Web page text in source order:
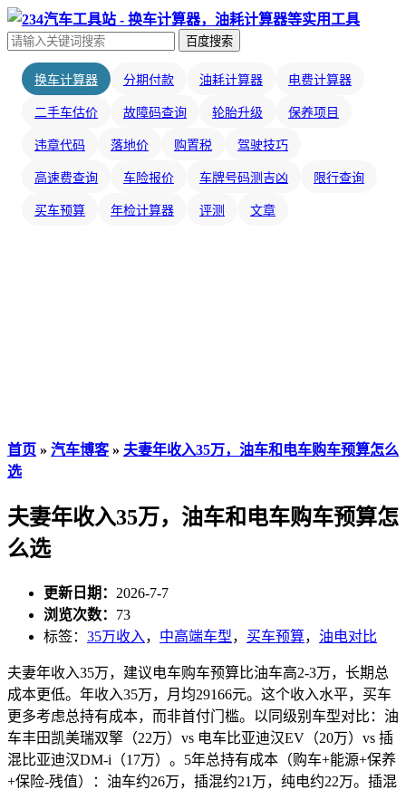
百度搜索
换车计算器 分期付款 油耗计算器 电费计算器
二手车估价 故障码查询 轮胎升级 保养项目
违章代码 落地价 购置税 驾驶技巧
高速费查询 车险报价 车牌号码测吉凶 限行查询
买车预算 年检计算器 评测 文章
首页 » 汽车博客» 夫妻年收入35万，油车和电车购车预算怎么
选
夫妻年收入35万，油车和电车购车预算怎
么选
更新日期： 2026-7-7
浏览次数： 73
标签： 35万收入 ， 中高端车型， 买车预算， 油电对比
夫妻年收入35万，建议电车购车预算比油车高2-3万，长期总
成本更低。年收入35万，月均29166元。这个收入水平，买车
更多考虑总持有成本，而非首付门槛。以同级别车型对比：油
车丰田凯美瑞双擎（22万）vs 电车比亚迪汉EV（20万）vs 插
混比亚迪汉DM-i（17万）。5年总持有成本（购车+能源+保养
+保险-残值）：油车约26万，插混约21万，纯电约22万。插混